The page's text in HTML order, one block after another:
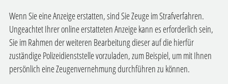
Wenn Sie eine Anzeige erstatten, sind Sie Zeuge im Strafverfahren.
Ungeachtet Ihrer online erstatteten Anzeige kann es erforderlich sein,
Sie im Rahmen der weiteren Bearbeitung dieser auf die hierfür
zuständige Polizeidienststelle vorzuladen, zum Beispiel, um mit Ihnen
persönlich eine Zeugenvernehmung durchführen zu können.